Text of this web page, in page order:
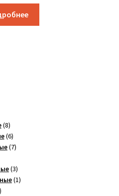
88
товаров
66
товаров
77
33
товара
11
3